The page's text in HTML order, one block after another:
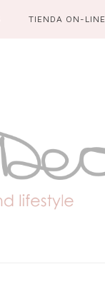
TIENDA ON-LINE